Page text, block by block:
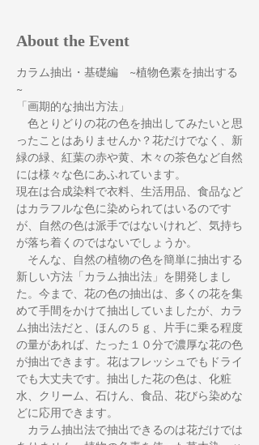
About the Event
カラム抽出・基礎編　~植物色素を抽出する
~
「画期的な抽出方法」
色とりどりの花の色を抽出してみたいと思
ったことはありませんか？花だけでなく、新
緑の緑、紅葉の赤や黄、木々の茶色など自然
には様々な色にあふれています。
現在は合成染料で衣料、生活用品、食品など
はカラフルな色に染められてはいるのです
が、自然の色は派手ではないけれど、気持ち
が落ち着くのではないでしょうか。
そんな、自然の植物の色を簡単に抽出する
新しい方法「カラム抽出法」を開発しまし
た。今まで、花の色の抽出は、多くの花を集
めて手間をかけて抽出していましたが、カラ
ム抽出法だと、ほんの５ｇ、片手に乗る程度
の量があれば、たった１０分で濃厚な花の色
が抽出できます。花はフレッシュでもドライ
でも大丈夫です。抽出した花の色は、化粧
水、クリーム、石けん、食品、花びら染めな
どに応用できます。
カラム抽出法で抽出できるのは花だけでは